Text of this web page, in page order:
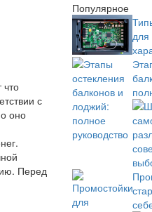
с
оно
Перед
Популярное
для